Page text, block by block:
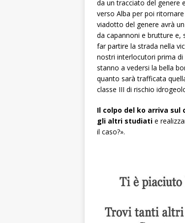
da un tracciato del genere
verso Alba per poi
viadotto del genere avrà
da capannoni e brutture e,
far partire la strada nella
nostri interlocutori prima
stanno a vedersi la bella
quanto sarà trafficata
classe III di rischio
Il colpo del ko arriva
gli altri studiati e
il caso?».